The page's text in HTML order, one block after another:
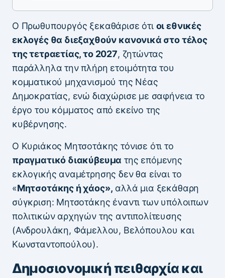
Ο Πρωθυπουργός ξεκαθάρισε ότι οι εθνικές
εκλογές θα διεξαχθούν κανονικά στο τέλος
της τετραετίας, το 2027, ζητώντας
παράλληλα την πλήρη ετοιμότητα του
κομματικού μηχανισμού της Νέας
Δημοκρατίας, ενώ διαχώρισε με σαφήνεια το
έργο του κόμματος από εκείνο της
κυβέρνησης.
Ο Κυριάκος Μητσοτάκης τόνισε ότι το
πραγματικό διακύβευμα της επόμενης
εκλογικής αναμέτρησης δεν θα είναι το
«Μητσοτάκης ή χάος», αλλά μια ξεκάθαρη
σύγκριση: Μητσοτάκης έναντι των υπόλοιπων
πολιτικών αρχηγών της αντιπολίτευσης
(Ανδρουλάκη, Φάμελλου, Βελόπουλου και
Κωνσταντοπούλου).
Δημοσιονομική πειθαρχία και